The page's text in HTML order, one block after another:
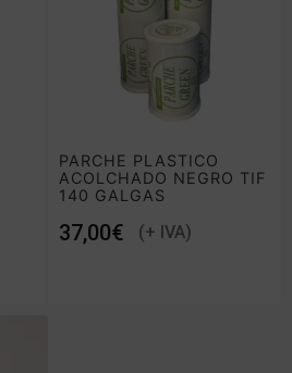
PARCHE PLASTICO
ACOLCHADO NEGRO TIF
140 GALGAS
€